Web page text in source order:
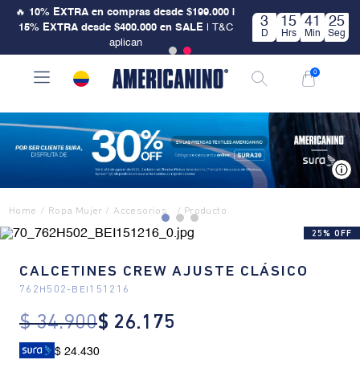
🔥 10% EXTRA en compras desde $199.000 |
15% EXTRA desde $400.000 en SALE| T&C
aplican
3
D
15
Hrs
41
Min
25
Seg
0
Ropa Mujer Accesorios
25% OFF
CALCETINES CREW AJUSTE CLÁSICO
762H502- BEI151216
$ 34.900$ 26.175
$ 24.430